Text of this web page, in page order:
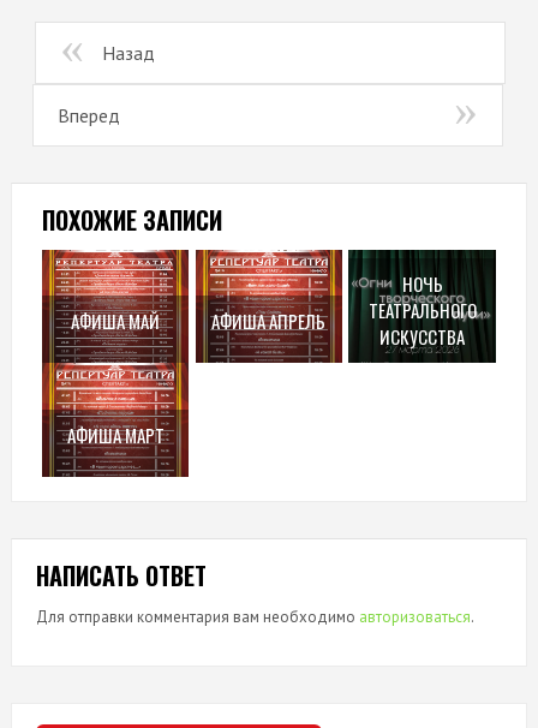
Назад
Вперед
ПОХОЖИЕ ЗАПИСИ
АФИША МАЙ АФИША АПРЕЛЬ
НОЧЬ
ТЕАТРАЛЬНОГО
ИСКУССТВА
АФИША МАРТ
НАПИСАТЬ ОТВЕТ
Для отправки комментария вам необходимо авторизоваться.